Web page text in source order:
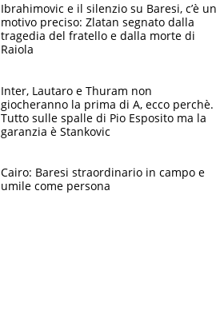
Ibrahimovic e il silenzio su Baresi, c’è un
motivo preciso: Zlatan segnato dalla
tragedia del fratello e dalla morte di
Raiola
Inter, Lautaro e Thuram non
giocheranno la prima di A, ecco perchè.
Tutto sulle spalle di Pio Esposito ma la
garanzia è Stankovic
Cairo: Baresi straordinario in campo e
umile come persona